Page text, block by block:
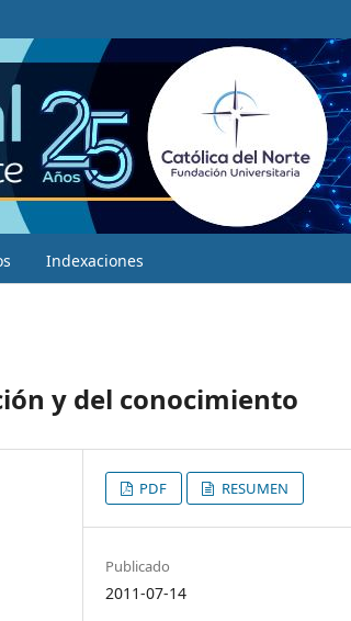
Indexaciones
y del conocimiento
PDF RESUMEN
Publicado
2011-07-14